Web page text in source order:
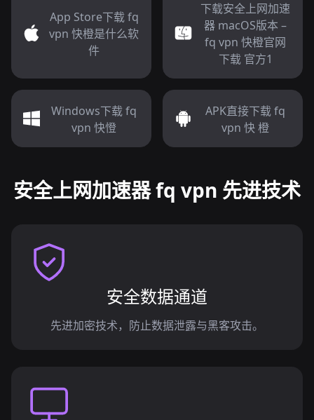
App Store下载 fq
vpn 快橙是什么软
件
下载安全上网加速
器 macOS版本 –
fq vpn 快橙官网
下载 官方1
Windows下载 fq
vpn 快憕
APK直接下载 fq
vpn 快 橙
安全上网加速器 fq vpn 先进技术
安全数据通道
先进加密技术，防止数据泄露与黑客攻击。